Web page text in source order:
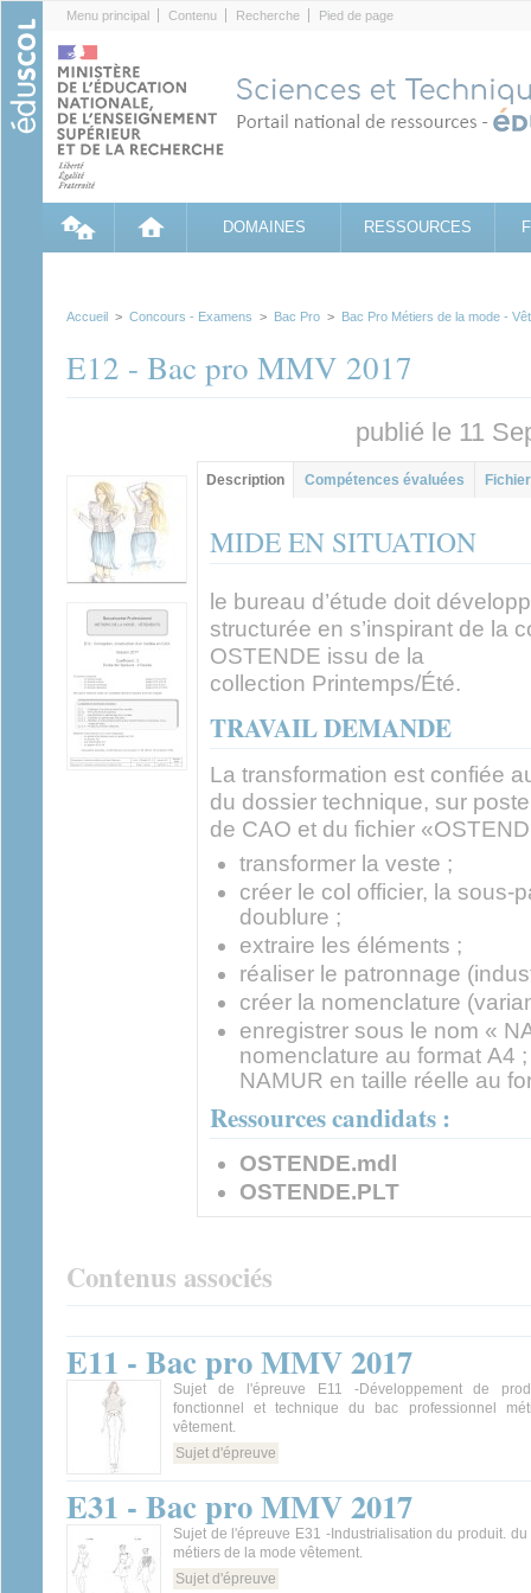
Menu principal Contenu Recherche Pied de page
DOMAINES RESSOURCES
Accueil > Concours - Examens > Bac Pro > Bac Pro Métiers de la mode -
E12 - Bac pro MMV 2017
publié le 11
Groupe principal
Description (onglet
actif)
Compétences évaluées
MIDE EN SITUATION
le bureau d’étude doit
structurée en s’inspirant de la
OSTENDE issu de la
collection Printemps/Été.
TRAVAIL DEMANDE
La transformation est confiée
du dossier technique, sur
de CAO et du fichier
transformer la veste ;
créer le col officier, la sous-
doublure ;
extraire les éléments ;
réaliser le patronnage
créer la nomenclature
enregistrer sous le nom «
nomenclature au format A4
NAMUR en taille réelle au
Ressources candidats :
OSTENDE.mdl
OSTENDE.PLT
Contenus associés
E11 - Bac pro MMV 2017
Sujet de l'épreuve E11 -Développement de
fonctionnel et technique du bac professionnel
vêtement.
Sujet d'épreuve
E31 - Bac pro MMV 2017
Sujet de l'épreuve E31 -Industrialisation du produit.
métiers de la mode vêtement.
Sujet d'épreuve